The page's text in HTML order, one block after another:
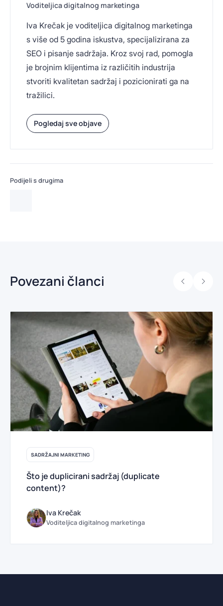
Voditeljica digitalnog marketinga
Iva Krečak je voditeljica digitalnog marketinga
s više od 5 godina iskustva, specijalizirana za
SEO i pisanje sadržaja. Kroz svoj rad, pomogla
je brojnim klijentima iz različitih industrija
stvoriti kvalitetan sadržaj i pozicionirati ga na
tražilici.
Pogledaj sve objave
Podijeli s drugima
Povezani članci
SADRŽAJNI MARKETING
Što je duplicirani sadržaj (duplicate
content)?
Iva Krečak
Voditeljica digitalnog marketinga